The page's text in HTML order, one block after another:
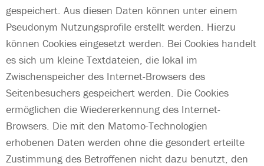
gespeichert. Aus diesen Daten können unter einem
Pseudonym Nutzungsprofile erstellt werden. Hierzu
können Cookies eingesetzt werden. Bei Cookies handelt
es sich um kleine Textdateien, die lokal im
Zwischenspeicher des Internet-Browsers des
Seitenbesuchers gespeichert werden. Die Cookies
ermöglichen die Wiedererkennung des Internet-
Browsers. Die mit den Matomo-Technologien
erhobenen Daten werden ohne die gesondert erteilte
Zustimmung des Betroffenen nicht dazu benutzt, den